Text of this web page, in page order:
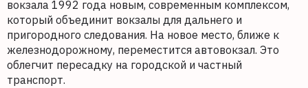
вокзала 1992 года новым, современным комплексом,
который объединит вокзалы для дальнего и
пригородного следования. На новое место, ближе к
железнодорожному, переместится автовокзал. Это
облегчит пересадку на городской и частный
транспорт.